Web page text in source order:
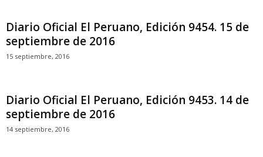
Diario Oficial El Peruano, Edición 9454. 15 de
septiembre de 2016
15 septiembre, 2016
Diario Oficial El Peruano, Edición 9453. 14 de
septiembre de 2016
14 septiembre, 2016